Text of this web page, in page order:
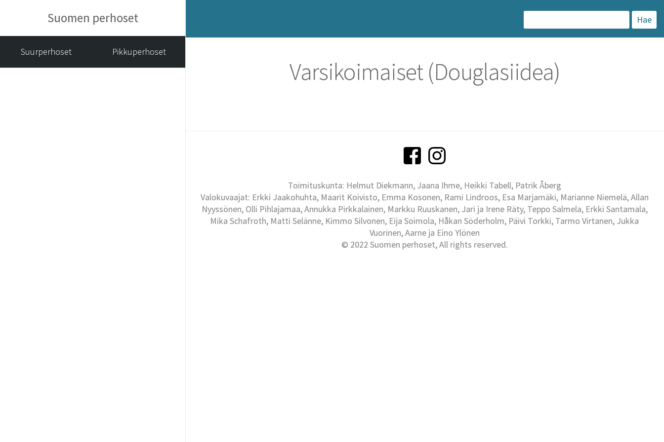
Suomen perhoset
Suurperhoset Pikkuperhoset
a
k
u
Varsikoimaiset (Douglasiidea)
Toimituskunta: Helmut Diekmann, Jaana Ihme, Heikki Tabell, Patrik Åberg
Valokuvaajat: Erkki Jaakohuhta, Maarit Koivisto, Emma Kosonen, Rami Lindroos, Esa Marjamäki, Marianne Niemelä, Allan
Nyyssönen, Olli Pihlajamaa, Annukka Pirkkalainen, Markku Ruuskanen, Jari ja Irene Räty, Teppo Salmela, Erkki Santamala,
Mika Schafroth, Matti Selänne, Kimmo Silvonen, Eija Soimola, Håkan Söderholm, Päivi Torkki, Tarmo Virtanen, Jukka
Vuorinen, Aarne ja Eino Ylönen
© 2022 Suomen perhoset, All rights reserved.